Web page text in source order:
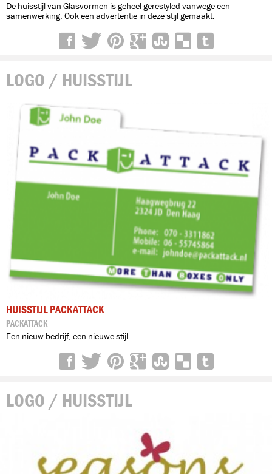
De huisstijl van Glasvormen is geheel gerestyled vanwege een
samenwerking. Ook een advertentie in deze stijl gemaakt.
LOGO / HUISSTIJL
HUISSTIJL PACKATTACK
PACKATTACK
Een nieuw bedrijf, een nieuwe stijl...
LOGO / HUISSTIJL